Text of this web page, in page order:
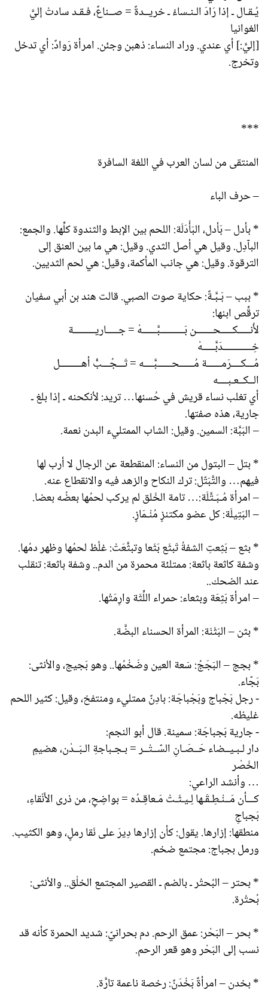
يُـقـال ـ إذا رَادَ الـنـساءُ ـ خريــدةٌ = صــناعٌ، فـقـد سادتْ إليَّ
الغوانيا
[إليَّ:] أي عندي. وراد النساء: ذهبن وجئن. امرأة رَوادٌ: أي تدخل
وتخرج.
***
المنتقى من لسان العرب في اللغة السافرة
– حرف الباء
* بأدل – بَأدل، البَأْدَلَة: اللحم بين الإبط والثندوة كلِّها. والجمع:
البآدِل. وقيل هي أصل الثدي. وقيل: هي ما بين العنق إلى
الترقوة. وقيل: هي جانب المأكمة، وقيل: هي لحم الثديين.
* ببب – بَـبَّـةٌ: حكاية صوت الصبي. قالت هند بن أبي سفيان
ترقِّص ابنها:
لأُنـــــكـــــحـــــــن بَــــــــــبَّــــــهْ = جـــــاريـــــــــة
خِــــــــــــدَبَّـــــهْ
مُـــكــــرَمــــــة مُــــــحــــــبَّــــه = تَـــجُـــبُّ أهـــــــــل
الــكــعـبــــه
أي تغلب نساء قريش في حُسنها… تريد: لأنكحنه ـ إذا بلغ ـ
جارية، هذه صفتها.
– البَبَّة: السمين. وقيل: الشاب الممتليء البدن نعمة.
* بتل – البتول من النساء: المنقطعة عن الرجال لا أرب لها
فيهم… والتَّبَتّل: ترك النكاح والزهد فيه والانقطاع عنه.
– امرأة مُـبَـتَّلَة:… تامة الخَلق لم يركب لحمُها بعضُه بعضا.
– البَتِيلَة: كل عضو مكتنزٍ مُنْـمَازٍ.
* بثع – بَثِعتِ الشفةُ تَبثَع بَثَعا وتبثَّعَتْ: غلُظ لحمُها وظهر دمُها.
وشفة كاثعة باثعة: ممتلئة محمرة من الدم.. وشفة باثعة: تنقلب
عند الضحك..
– امرأة بَثِعَة وبثعاء: حمراء اللِّثَة وارِمَتُها.
* بثن – البَثْنَة: المرأة الحسناء البضَّة.
* بجج – البَجَجُ: سَعة العين وضَخْمُها.. وهو بَجيج، والأنثى:
بَجّاء.
- رجل بَجْباج وبَجْباجَة: بادِنٌ ممتليء ومنتفخ، وقيل: كثير اللحم
غليظه.
- جارية بَجباجَة: سمينة. قال أبو النجم:
دار لـبـيــضاء حَــصَـانِ السّــتْــر = بـجـباجةِ الـبَــدْن، هضيمِ
الخَصْر
… وأنشد الراعي:
كـــأن مَــنْـطِـقَـها لِـيـثَـتْ مَـعاقِـدُه = بواضِحٍ، من ذرى الأَنْقاءِ،
بَجباجِ
منطقها: إزارها. يقول: كأن إزارها دِيرَ على نَقا رملٍ، وهو الكثيب.
ورمل بجباج: مجتمع ضخم.
* بحتر – البُحتُر ـ بالضم ـ القصير المجتمع الخلْق.. والأنثى:
بُحتُرة.
* بحر – البَحْر: عمق الرحم. دم بحرانيّ: شديد الحمرة كأنه قد
نسب إلى البَحْر وهو قعر الرحم.
* بخدن – امرأةٌ بَخْدَنٌ: رخصة ناعمة تارَّة.